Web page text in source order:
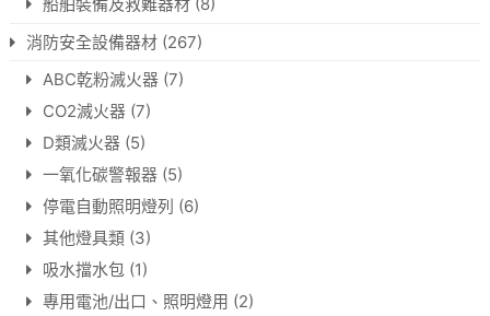
消防安全設備器材 (267)
ABC乾粉滅火器 (7)
CO2滅火器 (7)
D類滅火器 (5)
一氧化碳警報器 (5)
停電自動照明燈列 (6)
其他燈具類 (3)
吸水擋水包 (1)
專用電池/出口、照明燈用 (2)